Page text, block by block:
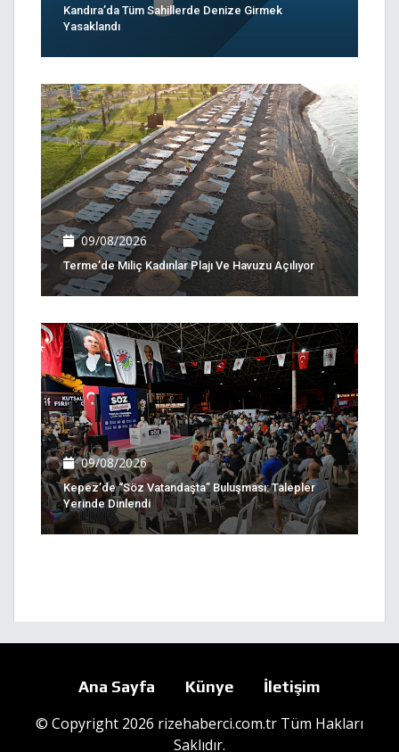
Kandıra’da Tüm Sahillerde Denize Girmek
Yasaklandı
09/08/2026
Terme’de Miliç Kadınlar Plajı Ve Havuzu Açılıyor
09/08/2026
Kepez’de “Söz Vatandaşta” Buluşması: Talepler
Yerinde Dinlendi
Ana Sayfa Künye İletişim
© Copyright 2026 rizehaberci.com.tr Tüm Hakları
Saklıdır.